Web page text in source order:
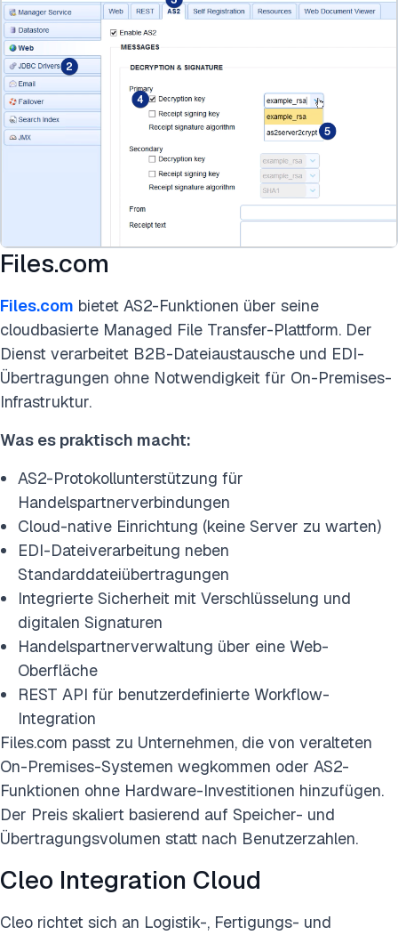
Files.com
Files.com bietet AS2-Funktionen über seine
cloudbasierte Managed File Transfer-Plattform. Der
Dienst verarbeitet B2B-Dateiaustausche und EDI-
Übertragungen ohne Notwendigkeit für On-Premises-
Infrastruktur.
Was es praktisch macht:
AS2-Protokollunterstützung für
Handelspartnerverbindungen
Cloud-native Einrichtung (keine Server zu warten)
EDI-Dateiverarbeitung neben
Standarddateiübertragungen
Integrierte Sicherheit mit Verschlüsselung und
digitalen Signaturen
Handelspartnerverwaltung über eine Web-
Oberfläche
REST API für benutzerdefinierte Workflow-
Integration
Files.com passt zu Unternehmen, die von veralteten
On-Premises-Systemen wegkommen oder AS2-
Funktionen ohne Hardware-Investitionen hinzufügen.
Der Preis skaliert basierend auf Speicher- und
Übertragungsvolumen statt nach Benutzerzahlen.
Cleo Integration Cloud
Cleo richtet sich an Logistik-, Fertigungs- und